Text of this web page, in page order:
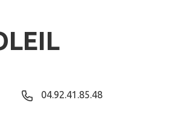
04.92.41.85.48